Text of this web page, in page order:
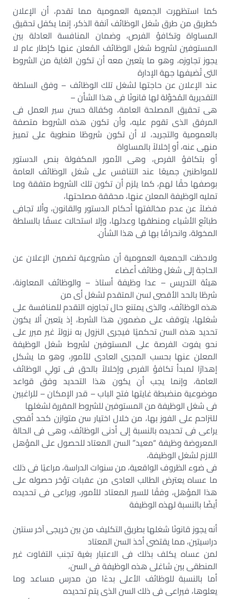
كما استظهرت الجمعية العمومية مما تقدم، أن الإعلان
كطريق من طرق شغل الوظائف آنفة الذكر، إنما يكفل تحقيق
المساواة وتكافؤ الفرص، وضمان المنافسة العادلة بين
المستوفين لشروط شغل الوظائف المُعلن عنها كإطار عام لا
يجوز تجاوزه، وهو ما يتعين معه أن تكون الغاية من الشروط
التى تُضيفها جهة الإدارة
عند الإعلان عن حاجتها لشغل تلك الوظائف – وفق السلطة
التقديرية المُخوَّلة لها قانونًا فى هذا الشأن –
هى تحقيق المصلحة العامة، وكفالة حسن سير العمل فى
المرفق الذى تقوم عليه، وأن تكون هذه الشروط متصفة
بالعمومية والتجريد، لا أن تكون شروطًا منطوية على تمييز
منهى عنه، أو إخلالاً بالمساواة
أو بتكافؤ الفرص، وهى الأمور المكفولة بنص الدستور
للمواطنين جميعًا عند التنافس على شغل الوظائف العامة
بوصفها حقًا لهم، كما يلزم أن تكون تلك الشروط متفقة وما
تمليه الوظيفة المعلن عنها، محققة مصلحتها،
فضلاً عن عدم مخالفتها أحكام الدستور والقانون، وألا تجافى
طبائع الأشياء ومنطقها وعدلها، وإلا استحالت عسفًا بالسلطة
المخولة، وانحرافًا بها فى هذا الشأن.
ولاحظت الجمعية العمومية أن مشروعية تضمين الإعلان عن
الحاجة إلى شغل وظائف أعضاء
هيئة التدريس – عدا وظيفة أستاذ – والوظائف المعاونة،
شرطًا بالحد الأقصى لسن المتقدم لشغل أى من
هذه الوظائف، والذى يمتنع حال تجاوزه التقدم للمنافسة على
شغلها، يتوقف على مضمون هذا الشرط، إذ يتعين ألا يكون
تحديد هذه السن تحكميًا فيجرى النزول به نزولاً غير مبرر على
نحو يفوت الفرصة على المستوفين لشروط شغل الوظيفة
المعلن عنها بحسب المجرى العادى للأمور، وهو ما يشكل
إهدارًا لمبدأ تكافؤ الفرص وإخلالاً بالحق فى تولي الوظائف
العامة، وإنما يجب أن يكون هذا التحديد وفق قواعد
موضوعية منضبطة غايتها فتح الباب – قدر الإمكان – للراغبين
فى شغل الوظيفة من المستوفين للشروط المقررة لشغلها
للتزاحم على الفوز بها، من خلال اختيار سن متوازن كحد أقصى
يراعى فى تحديده بالنسبة إلى أدنى الوظائف، وهى فى الحالة
المعروضة وظيفة “معيد” السن المعتاد للحصول على المؤهل
اللازم لشغل الوظيفة،
فى ضوء الظروف الواقعية، من سنوات الدراسة، مراعيًا فى ذلك
ما عساه يعترض الطالب العادى من عقبات تؤخر حصوله على
هذا المؤهل، وفقًا للسير المعتاد للأمور، ويراعى فى تحديده
أيضًا بالنسبة لهذه الوظيفة
أنه يجوز قانونًا شغلها بطريق التكليف من بين خريجى آخر سنتين
دراسيتين، مما يقتضى أخذ السن المعتاد
لمن عساه يكلف بذلك فى الاعتبار بغية تجنب التفاوت غير
المنطقى بين شاغلى هذه الوظيفة فى السن،
أما بالنسبة للوظائف الأعلى بدءًا من مدرس مساعد وما
يعلوها، فيراعى فى ذلك السن الذى يتم تحديده